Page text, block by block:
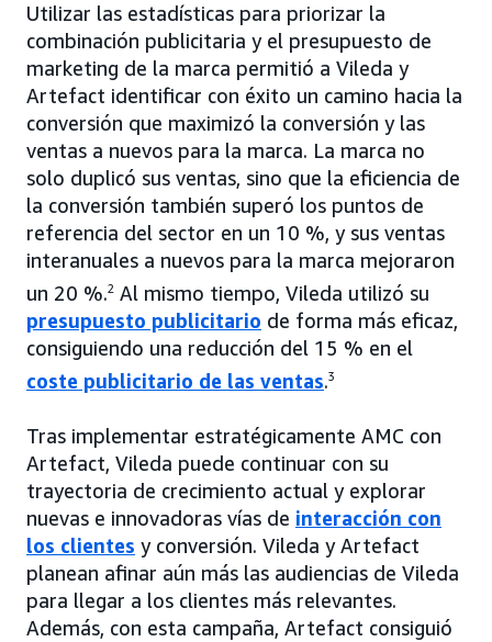
Utilizar las estadísticas para priorizar la
combinación publicitaria y el presupuesto de
marketing de la marca permitió a Vileda y
Artefact identificar con éxito un camino hacia la
conversión que maximizó la conversión y las
ventas a nuevos para la marca. La marca no
solo duplicó sus ventas, sino que la eficiencia de
la conversión también superó los puntos de
referencia del sector en un 10 %, y sus ventas
interanuales a nuevos para la marca mejoraron
un 20 %.2 Al mismo tiempo, Vileda utilizó su
presupuesto publicitario de forma más eficaz,
consiguiendo una reducción del 15 % en el
coste publicitario de las ventas.3
Tras implementar estratégicamente AMC con
Artefact, Vileda puede continuar con su
trayectoria de crecimiento actual y explorar
nuevas e innovadoras vías de interacción con
los clientes y conversión. Vileda y Artefact
planean afinar aún más las audiencias de Vileda
para llegar a los clientes más relevantes.
Además, con esta campaña, Artefact consiguió